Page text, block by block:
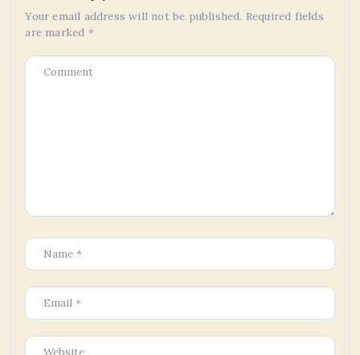
Your email address will not be published. Required fields
are marked *